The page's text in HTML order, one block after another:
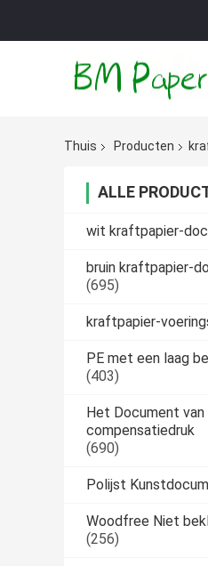
Thuis Producten
ALLE
wit kraftpapier-
bruin kraftpapier-
(695)
kraftpapier-
PE met een laag
(403)
Het Document van
compensatiedruk
(690)
Polijst
Woodfree Niet
(256)